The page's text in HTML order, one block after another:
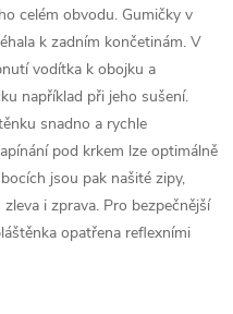
celém obvodu. Gumičky v
k zadním končetinám. V
vodítka k obojku a
například při jeho sušení.
snadno a rychle
pod krkem lze optimálně
jsou pak našité zipy,
i zprava. Pro bezpečnější
opatřena reflexními